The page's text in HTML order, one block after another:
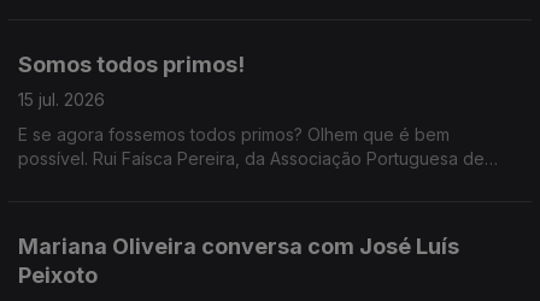
Somos todos primos!
15 jul. 2026
E se agora fossemos todos primos? Olhem que é bem
possível. Rui Faísca Pereira, da Associação Portuguesa de
Mariana Oliveira conversa com José Luís
Peixoto